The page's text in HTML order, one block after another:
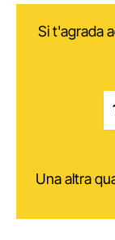
Si t'agrada
Una altra